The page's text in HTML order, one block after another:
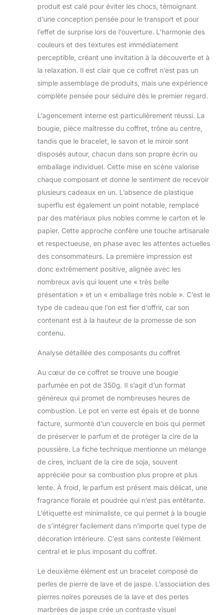
infusée avec de
l'essence de
lavande naturelle,
offrant un parfum
votre maison. Notre
bougie sans
toxines est
dépourvue de
paraffine ou de
colorants artificiels,
contenant
uniquement de la
cire de soja
naturelle et des
cires botaniques,
expérience
naturelle, sûre et
respectueuse des
animaux. Bracelet
bracelet en cristal
se compose de 15
jaspe zébré rose et
de 5 perles de lave.
cadeaux naturels
de la terre, le jaspe
et la lave sont des
mesure 19,1 cm et
plupart des
femmes. Il est relié
élastiques haute
densité, ce qui peut
garantir une
utilisation à long
terme sans se
casser. Savon
naturel à la rose fait
à la main : mélange
de luxe et
d'artisanat pour
une expérience de
bain améliorée.
Infusé avec un
essentiel de rose
séduisant, il offre
enchanté, une
rajeunissement.
Plus qu'un simple
savon, cette
produit est calé pour éviter les chocs, témoignant
d’une conception pensée pour le transport et pour
l’effet de surprise lors de l’ouverture. L’harmonie des
couleurs et des textures est immédiatement
perceptible, créant une invitation à la découverte et à
la relaxation. Il est clair que ce coffret n’est pas un
simple assemblage de produits, mais une expérience
complète pensée pour séduire dès le premier regard.
L’agencement interne est particulièrement réussi. La
bougie, pièce maîtresse du coffret, trône au centre,
tandis que le bracelet, le savon et le miroir sont
disposés autour, chacun dans son propre écrin ou
emballage individuel. Cette mise en scène valorise
chaque composant et donne le sentiment de recevoir
plusieurs cadeaux en un. L’absence de plastique
superflu est également un point notable, remplacé
par des matériaux plus nobles comme le carton et le
papier. Cette approche confère une touche artisanale
et respectueuse, en phase avec les attentes actuelles
des consommateurs. La première impression est
donc extrêmement positive, alignée avec les
nombreux avis qui louent une « très belle
présentation » et un « emballage très noble ». C’est le
type de cadeau que l’on est fier d’offrir, car son
contenant est à la hauteur de la promesse de son
contenu.
Analyse détaillée des composants du coffret
Au cœur de ce coffret se trouve une bougie
parfumée en pot de 350g. Il s’agit d’un format
généreux qui promet de nombreuses heures de
combustion. Le pot en verre est épais et de bonne
facture, surmonté d’un couvercle en bois qui permet
de préserver le parfum et de protéger la cire de la
poussière. La fiche technique mentionne un mélange
de cires, incluant de la cire de soja, souvent
appréciée pour sa combustion plus propre et plus
lente. À froid, le parfum est présent mais délicat, une
fragrance florale et poudrée qui n’est pas entêtante.
L’étiquette est minimaliste, ce qui permet à la bougie
de s’intégrer facilement dans n’importe quel type de
décoration intérieure. C’est sans conteste l’élément
central et le plus imposant du coffret.
Le deuxième élément est un bracelet composé de
perles de pierre de lave et de jaspe. L’association des
pierres noires poreuses de la lave et des perles
marbrées de jaspe crée un contraste visuel